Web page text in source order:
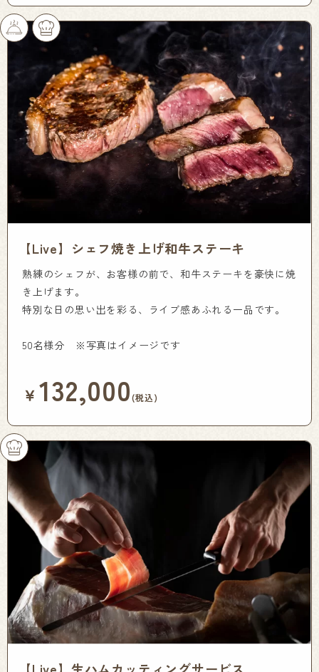
【Live】シェフ焼き上げ和牛ステーキ
熟練のシェフが、お客様の前で、和牛ステーキを豪快に焼
き上げます。
特別な日の思い出を彩る、ライブ感あふれる一品です。
50名様分 ※写真はイメージです
￥132,000(税込)
【Live】生ハムカッティングサービス